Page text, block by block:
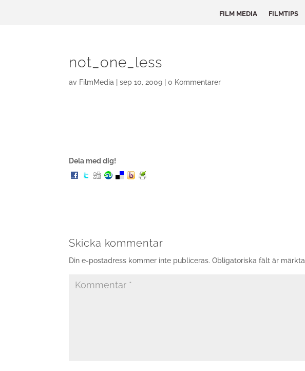
FILM MEDIA FILMTIPS
not_one_less
av FilmMedia |sep 10, 2009 |0 Kommentarer
Dela med dig!
Skicka kommentar
Din e-postadress kommer inte publiceras. Obligatoriska fält är märkta